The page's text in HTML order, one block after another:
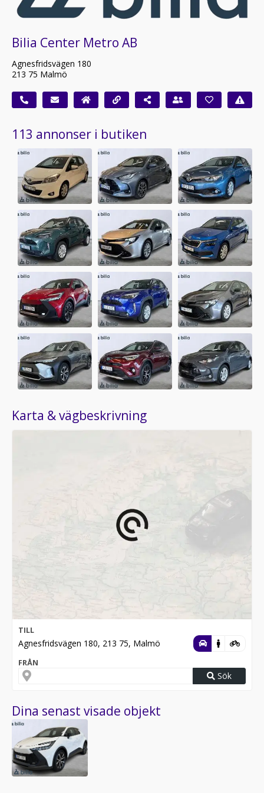
Bilia Center Metro AB
Agnesfridsvägen 180
213 75 Malmö
113 annonser i butiken
Karta & vägbeskrivning
TILL
Agnesfridsvägen 180, 213 75, Malmö
FRÅN
Sök
Dina senast visade objekt